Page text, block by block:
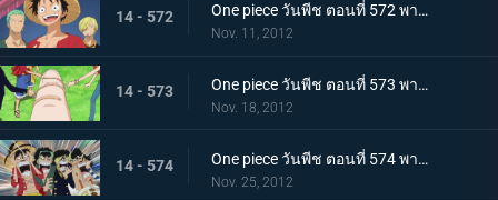
14 - 572 One piece วันพีช ตอนที่ 572 พากย์ไทย ความยุ่งยากโถมเข้าใส่ กับดักที่รออยู่ในนิวเวิลด์
Nov. 11, 2012
14 - 573 One piece วันพีช ตอนที่ 573 พากย์ไทย ในที่สุดก็ออกเรือ! ลาก่อนเกาะมนุษย์เงือก!
Nov. 18, 2012
14 - 574 One piece วันพีช ตอนที่ 574 พากย์ไทย สู่นิวเวิลด์! มุ่งไปยังทะเลที่แข็งแกร่งที่สุด
Nov. 25, 2012